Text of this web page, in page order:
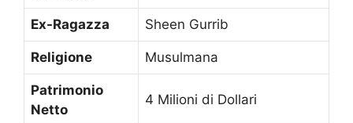
Ex-Ragazza Sheen Gurrib
Religione Musulmana
Patrimonio
Netto
4 Milioni di Dollari